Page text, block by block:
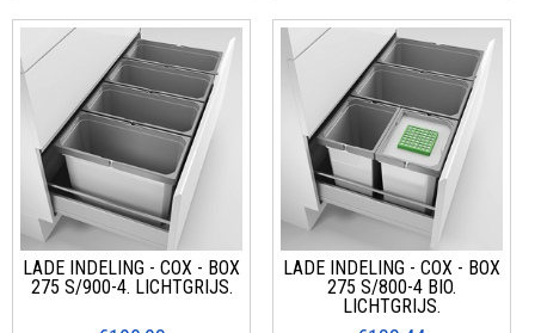
LADE INDELING - COX - BOX
275 S/900-4. LICHTGRIJS.
LADE INDELING - COX - BOX
275 S/800-4 BIO.
LICHTGRIJS.